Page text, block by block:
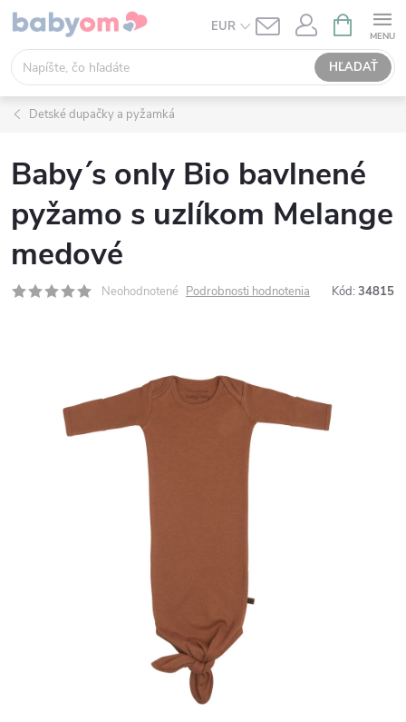
Prejsť
obsah
EUR
HĽADAŤ
KOŠÍK
Detské dupačky a pyžamká
Baby´s only Bio bavlnené
pyžamo s uzlíkom Melange
medové
Neohodnotené Podrobnosti hodnotenia Kód: 34815